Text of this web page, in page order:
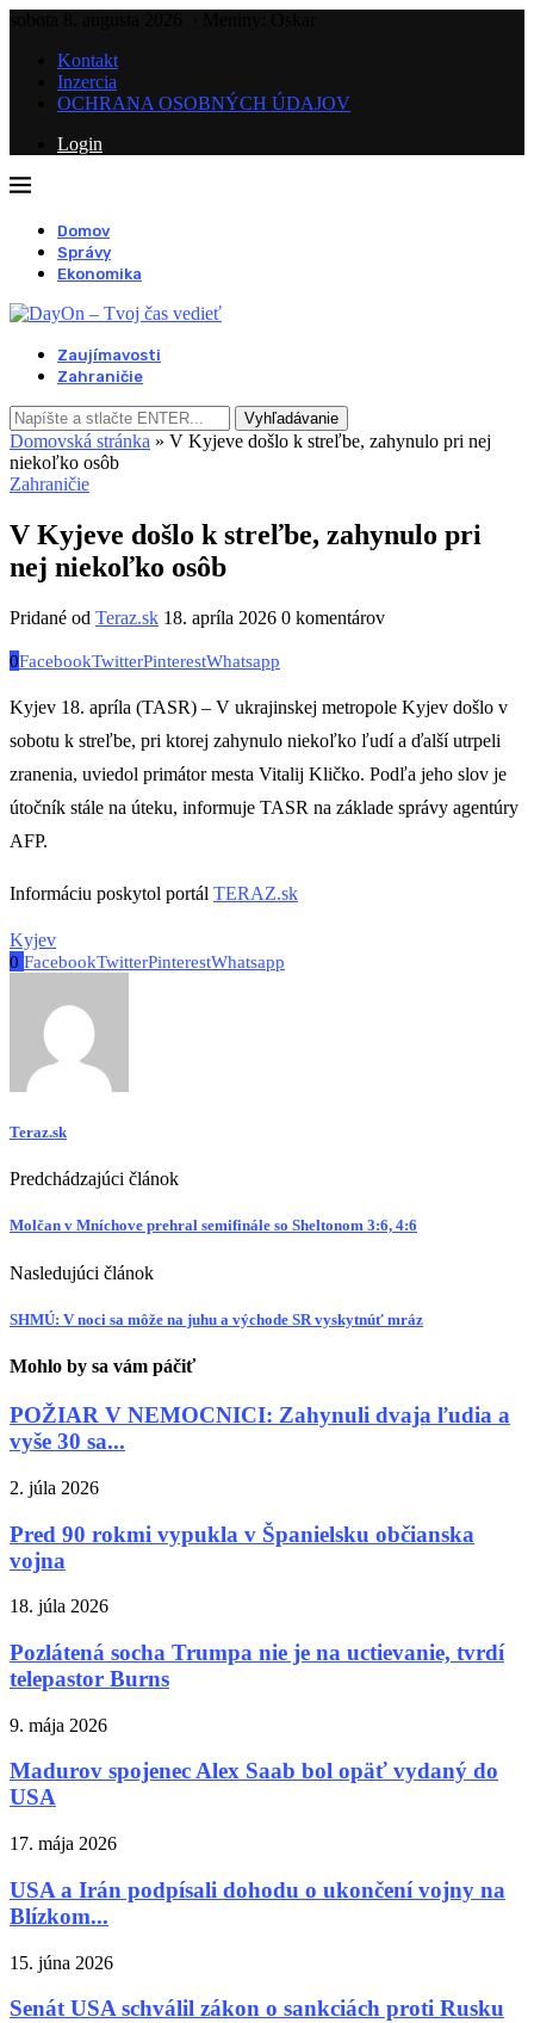
Kontakt
Inzercia
OCHRANA OSOBNÝCH ÚDAJOV
Login
Domov
Správy
Ekonomika
Zaujímavosti
Zahraničie
Vyhľadávanie
Domovská stránka » V Kyjeve došlo k streľbe, zahynulo pri nej
niekoľko osôb
Zahraničie
V Kyjeve došlo k streľbe, zahynulo pri
nej niekoľko osôb
Pridané od Teraz.sk 18. apríla 2026 0 komentárov
0FacebookTwitterPinterestWhatsapp
Kyjev 18. apríla (TASR) – V ukrajinskej metropole Kyjev došlo v
sobotu k streľbe, pri ktorej zahynulo niekoľko ľudí a ďalší utrpeli
zranenia, uviedol primátor mesta Vitalij Kličko. Podľa jeho slov je
útočník stále na úteku, informuje TASR na základe správy agentúry
AFP.
Informáciu poskytol portál TERAZ.sk
Kyjev
0 FacebookTwitterPinterestWhatsapp
Teraz.sk
Predchádzajúci článok
Molčan v Mníchove prehral semifinále so Sheltonom 3:6, 4:6
Nasledujúci článok
SHMÚ: V noci sa môže na juhu a východe SR vyskytnúť mráz
Mohlo by sa vám páčiť
POŽIAR V NEMOCNICI: Zahynuli dvaja ľudia a
vyše 30 sa...
2. júla 2026
Pred 90 rokmi vypukla v Španielsku občianska
vojna
18. júla 2026
Pozlátená socha Trumpa nie je na uctievanie, tvrdí
telepastor Burns
9. mája 2026
Madurov spojenec Alex Saab bol opäť vydaný do
USA
17. mája 2026
USA a Irán podpísali dohodu o ukončení vojny na
Blízkom...
15. júna 2026
Senát USA schválil zákon o sankciách proti Rusku